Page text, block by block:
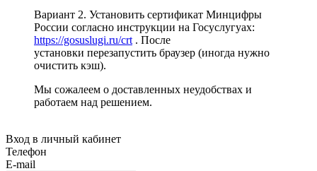
Вариант 2. Установить сертификат Минцифры
России согласно инструкции на Госуслугуах:
https://gosuslugi.ru/crt . После
установки перезапустить браузер (иногда нужно
очистить кэш).
Мы сожалеем о доставленных неудобствах и
работаем над решением.
Вход в личный кабинет
Телефон
E-mail